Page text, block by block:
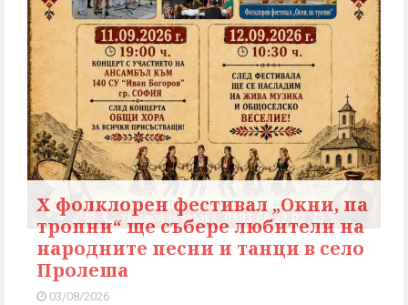
X фолклорен фестивал „Окни, па
тропни“ ще събере любители на
народните песни и танци в село
Пролеша
03/08/2026